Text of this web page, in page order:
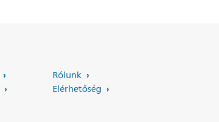
Rólunk
Elérhetőség